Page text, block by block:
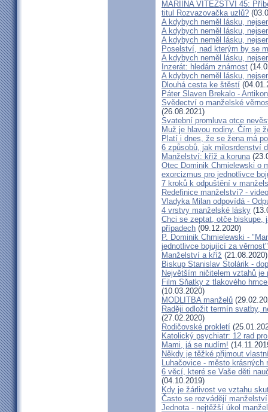
MARIINA VÍTĚZSTVÍ 45:
titul Rozvazovačka uzlů?
A kdybych neměl lásku,
A kdybych neměl lásku,
A kdybych neměl lásku,
Poselství, nad kterým by se
A kdybych neměl lásku,
Inzerát: hledám známost
A kdybych neměl lásku,
Dlouhá cesta ke štěstí
Páter Slaven Brekalo -
Svědectví o manželské
(26.08.2021)
Svatební promluva otce
Muž je hlavou rodiny. Čím je
Platí i dnes, že se žena má
6 způsobů, jak milosrdenství
Manželství: kříž a koruna
Otec Dominik Chmielewski o
exorcizmus pro jednotlivce
7 kroků k odpuštění v
Redefinice manželství? - video
Vladyka Milan odpovídá -
4 vrstvy manželské lásky
Chci se zeptat, otče biskupe,
případech (09.12.2020)
P. Dominik Chmielewski -
jednotlivce bojující za věrnost"
Manželství a kříž (21.08.2020)
Biskup Stanislav Stolárik -
Největším ničitelem vztahů je
Film Sňatky z tlakového
(10.03.2020)
MODLITBA manželů
Raději odložit termín svatby,
(27.02.2020)
Rodičovské prokletí
Katolický psychiatr: 12 rad
Mami, já se nudím!
Někdy je těžké přijmout
Luhačovice - město krásných
6 věcí, které se Vaše děti
(04.10.2019)
Kdy je žárlivost ve vztahu
Často se rozvádějí
Jednota - nejtěžší úkol